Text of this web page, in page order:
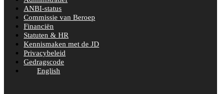
ANBI-status
Commissie van Beroep
Financiën
Statuten & HR
Kennismaken met de JD
Privacybeleid
Gedragscode
English